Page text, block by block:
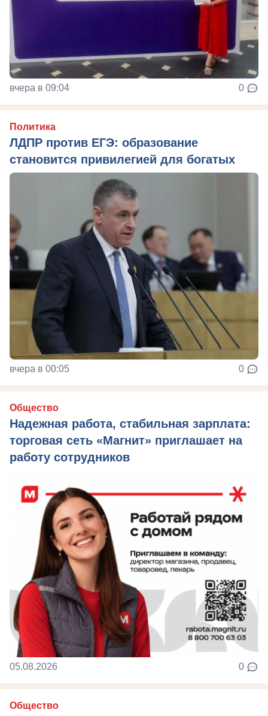
вчера в 09:04 0
Политика
ЛДПР против ЕГЭ: образование
становится привилегией для богатых
вчера в 00:05 0
Общество
Надежная работа, стабильная зарплата:
торговая сеть «Магнит» приглашает на
работу сотрудников
05.08.2026 0
Общество